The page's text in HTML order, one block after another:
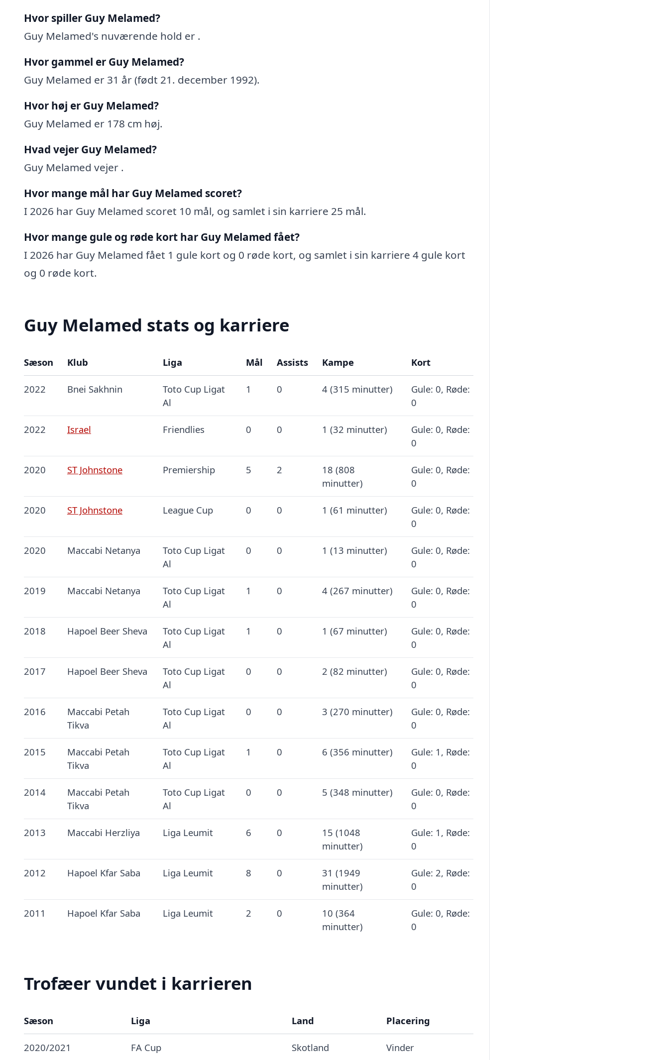
Hvor spiller Guy Melamed?
Guy Melamed's nuværende hold er .
Hvor gammel er Guy Melamed?
Guy Melamed er 31 år (født 21. december 1992).
Hvor høj er Guy Melamed?
Guy Melamed er 178 cm høj.
Hvad vejer Guy Melamed?
Guy Melamed vejer .
Hvor mange mål har Guy Melamed scoret?
I 2026 har Guy Melamed scoret 10 mål, og samlet i sin karriere 25 mål.
Hvor mange gule og røde kort har Guy Melamed fået?
I 2026 har Guy Melamed fået 1 gule kort og 0 røde kort, og samlet i sin karriere 4 gule kort
og 0 røde kort.
Guy Melamed stats og karriere
Sæson Klub Liga Mål Assists Kampe Kort
2022 Bnei Sakhnin
Toto Cup Ligat
Al
1 0 4 (315 minutter)
Gule: 0, Røde:
0
2022 Israel Friendlies 0 0 1 (32 minutter)
Gule: 0, Røde:
0
2020 ST Johnstone Premiership 5 2
18 (808
minutter)
Gule: 0, Røde:
0
2020 ST Johnstone League Cup 0 0 1 (61 minutter)
Gule: 0, Røde:
0
2020 Maccabi Netanya
Toto Cup Ligat
Al
0 0 1 (13 minutter)
Gule: 0, Røde:
0
2019 Maccabi Netanya
Toto Cup Ligat
Al
1 0 4 (267 minutter)
Gule: 0, Røde:
0
2018 Hapoel Beer Sheva
Toto Cup Ligat
Al
1 0 1 (67 minutter)
Gule: 0, Røde:
0
2017 Hapoel Beer Sheva
Toto Cup Ligat
Al
0 0 2 (82 minutter)
Gule: 0, Røde:
0
2016
Maccabi Petah
Tikva
Toto Cup Ligat
Al
0 0 3 (270 minutter)
Gule: 0, Røde:
0
2015
Maccabi Petah
Tikva
Toto Cup Ligat
Al
1 0 6 (356 minutter)
Gule: 1, Røde:
0
2014
Maccabi Petah
Tikva
Toto Cup Ligat
Al
0 0 5 (348 minutter)
Gule: 0, Røde:
0
2013 Maccabi Herzliya Liga Leumit 6 0
15 (1048
minutter)
Gule: 1, Røde:
0
2012 Hapoel Kfar Saba Liga Leumit 8 0
31 (1949
minutter)
Gule: 2, Røde:
0
2011 Hapoel Kfar Saba Liga Leumit 2 0
10 (364
minutter)
Gule: 0, Røde:
0
Trofæer vundet i karrieren
Sæson Liga Land Placering
2020/2021 FA Cup Skotland Vinder